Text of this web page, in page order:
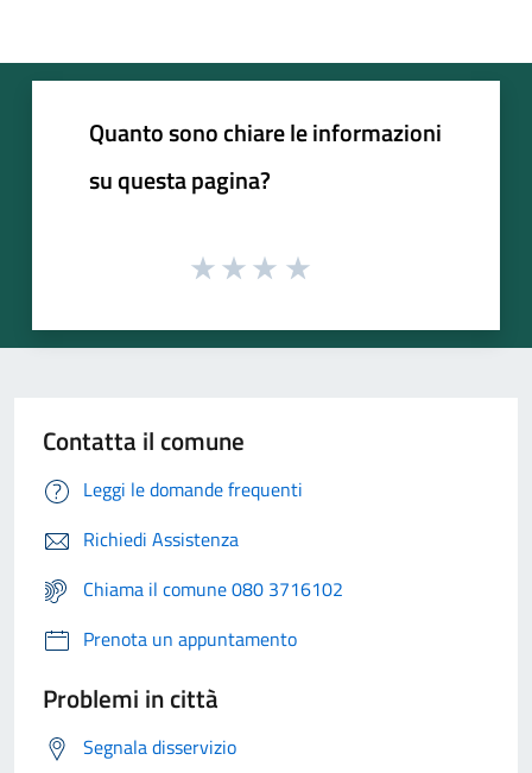
Quanto sono chiare le informazioni
su questa pagina?
Contatta il comune
Leggi le domande frequenti
Richiedi Assistenza
Chiama il comune 080 3716102
Prenota un appuntamento
Problemi in città
Segnala disservizio